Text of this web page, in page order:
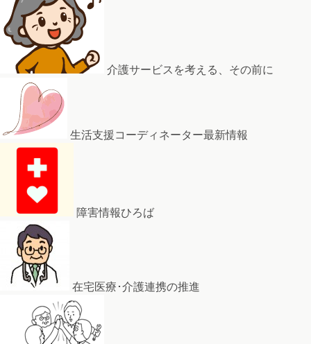
介護サービスを考える、その前に
生活支援コーディネーター最新情報
障害情報ひろば
在宅医療･介護連携の推進